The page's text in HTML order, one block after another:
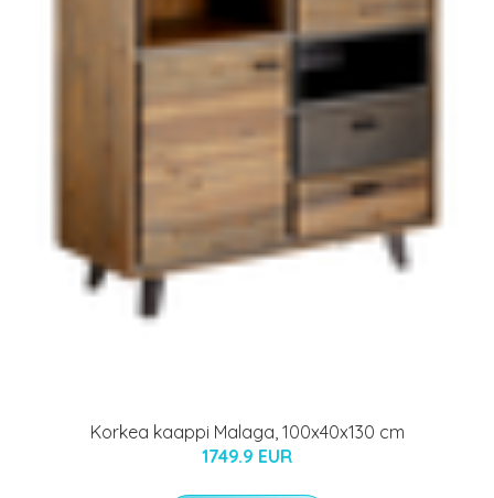
Korkea kaappi Malaga, 100x40x130 cm
1749.9 EUR